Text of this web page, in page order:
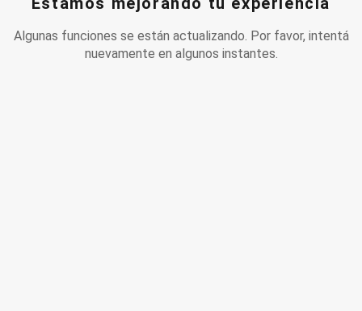
Algunas funciones se están actualizando. Por favor, intentá
nuevamente en algunos instantes.